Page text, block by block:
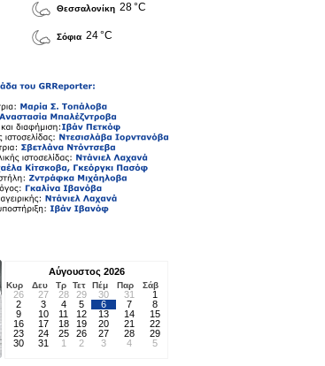
Θεσσαλονίκη 28 °C
Σόφια 24 °C
Αύγουστος 2026
Κυρ Δευ Τρ Τετ Πέμ Παρ Σάβ
26 27 28 29 30 31
1
2
3 4 5 6 7
8
9
10 11 12 13 14
15
16
17 18 19 20 21
22
23
24 25 26 27 28
29
30
31 1 2 3 4 5